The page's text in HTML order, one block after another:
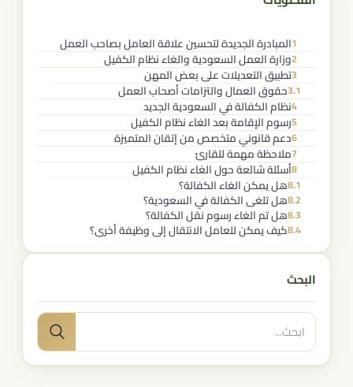
1المبادرة الجديدة لتحسين علاقة العامل بصاحب العمل
2وزارة العمل السعودية والغاء نظام الكفيل
3تطبيق التعديلات على بعض المهن
3.1حقوق العمال والتزامات أصحاب العمل
4نظام الكفالة في السعودية الجديد
5رسوم الإقامة بعد الغاء نظام الكفيل
6دعم قانوني متخصص من إتقان المتميزة
7ملاحظة مهمة للقارئ
8أسئلة شائعة حول الغاء نظام الكفيل
8.1هل يمكن الغاء الكفالة؟
8.2هل تلغى الكفالة في السعودية؟
8.3هل تم الغاء رسوم نقل الكفالة؟
8.4كيف يمكن للعامل الانتقال إلى وظيفة أخرى؟
البحث
البحث
عن:
بحث